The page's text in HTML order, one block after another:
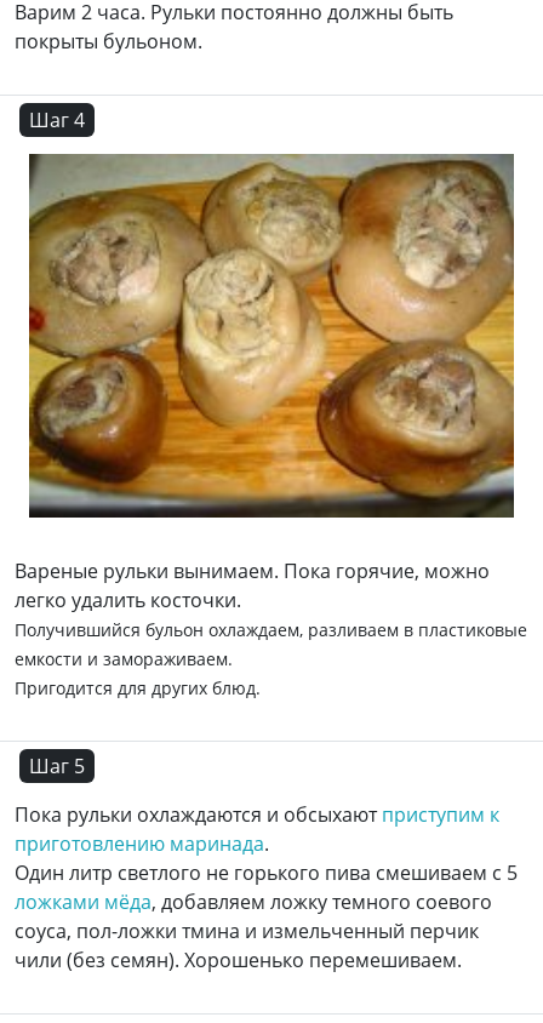
Варим 2 часа. Рульки постоянно должны быть
покрыты бульоном.
Шаг 4
Вареные рульки вынимаем. Пока горячие, можно
легко удалить косточки.
Получившийся бульон охлаждаем, разливаем в пластиковые
емкости и замораживаем.
Пригодится для других блюд.
Шаг 5
Пока рульки охлаждаются и обсыхаютприступим к
приготовлению маринада.
Один литр светлого не горького пива смешиваем с 5
ложками мёда, добавляем ложку темного соевого
соуса, пол-ложки тмина и измельченный перчик
чили (без семян). Хорошенько перемешиваем.